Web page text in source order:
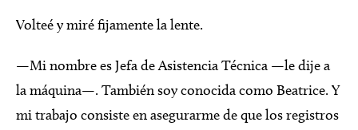
Volteé y miré fijamente la lente.
—Mi nombre es Jefa de Asistencia Técnica —le dije a
la máquina—. También soy conocida como Beatrice. Y
mi trabajo consiste en asegurarme de que los registros